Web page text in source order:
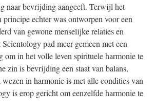
naar bevrijding aangeeft. Terwijl het
principe echter was ontworpen voor een
van gewone menselijke relaties en
pad meer gemeen met een
om in het volle leven spirituele harmonie te
zin is bevrijding een staat van balans,
in harmonie is met alle condities van
is erop gericht om eenzelfde harmonie te